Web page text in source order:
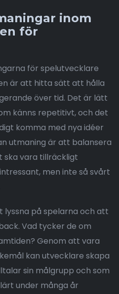
inom
för
för spelutvecklare
är att hitta sätt att hålla
över tid. Det är lätt
känns repetitivt, och det
komma med nya idéer
utmaning är att balansera
ska vara tillräckligt
men inte så svårt
lyssna på spelarna och att
Vad tycker de om
Genom att vara
kan utvecklare skapa
sin målgrupp och som
under många år